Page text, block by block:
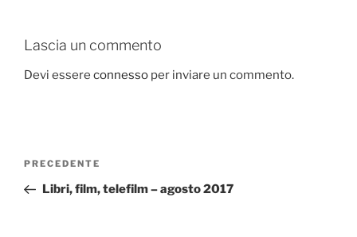
Lascia un commento
Devi essere connesso per inviare un commento.
Navigazione
Articolo
precedente:
PRECEDENTE
Libri, film, telefilm – agosto 2017